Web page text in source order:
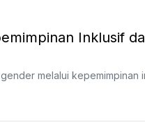
Inklusif
melalui kepemimpinan